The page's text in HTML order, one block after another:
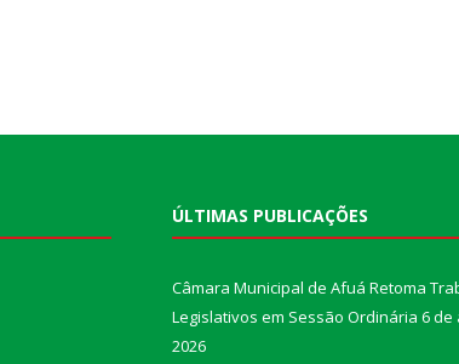
ÚLTIMAS PUBLICAÇÕES
Câmara Municipal de Afuá Retoma
Legislativos em Sessão Ordinária 6 de
2026